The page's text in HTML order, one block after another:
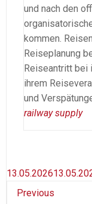
und nach den
kommen.
Reiseplanung
Reiseantritt bei
ihrem
und
railway supply
13.05.2026
Previous